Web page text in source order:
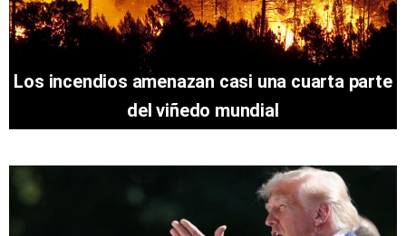
Los incendios amenazan casi una cuarta parte
del viñedo mundial